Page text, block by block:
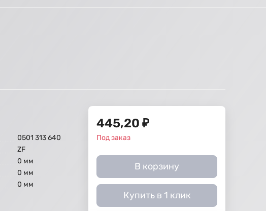
0501 313 640
ZF
0 мм
0 мм
0 мм
445,20 ₽
Под заказ
В корзину
Купить в 1 клик